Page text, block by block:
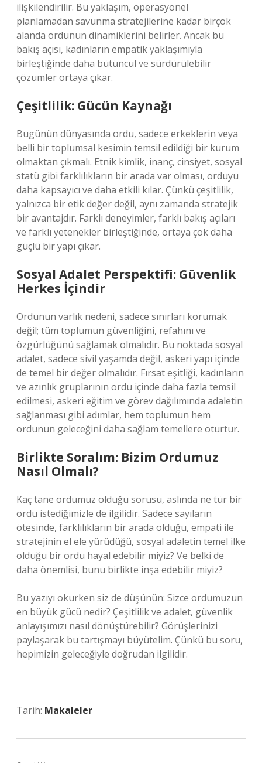
ilişkilendirilir. Bu yaklaşım, operasyonel
planlamadan savunma stratejilerine kadar birçok
alanda ordunun dinamiklerini belirler. Ancak bu
bakış açısı, kadınların empatik yaklaşımıyla
birleştiğinde daha bütüncül ve sürdürülebilir
çözümler ortaya çıkar.
Çeşitlilik: Gücün Kaynağı
Bugünün dünyasında ordu, sadece erkeklerin veya
belli bir toplumsal kesimin temsil edildiği bir kurum
olmaktan çıkmalı. Etnik kimlik, inanç, cinsiyet, sosyal
statü gibi farklılıkların bir arada var olması, orduyu
daha kapsayıcı ve daha etkili kılar. Çünkü çeşitlilik,
yalnızca bir etik değer değil, aynı zamanda stratejik
bir avantajdır. Farklı deneyimler, farklı bakış açıları
ve farklı yetenekler birleştiğinde, ortaya çok daha
güçlü bir yapı çıkar.
Sosyal Adalet Perspektifi: Güvenlik
Herkes İçindir
Ordunun varlık nedeni, sadece sınırları korumak
değil; tüm toplumun güvenliğini, refahını ve
özgürlüğünü sağlamak olmalıdır. Bu noktada sosyal
adalet, sadece sivil yaşamda değil, askeri yapı içinde
de temel bir değer olmalıdır. Fırsat eşitliği, kadınların
ve azınlık gruplarının ordu içinde daha fazla temsil
edilmesi, askeri eğitim ve görev dağılımında adaletin
sağlanması gibi adımlar, hem toplumun hem
ordunun geleceğini daha sağlam temellere oturtur.
Birlikte Soralım: Bizim Ordumuz
Nasıl Olmalı?
Kaç tane ordumuz olduğu sorusu, aslında ne tür bir
ordu istediğimizle de ilgilidir. Sadece sayıların
ötesinde, farklılıkların bir arada olduğu, empati ile
stratejinin el ele yürüdüğü, sosyal adaletin temel ilke
olduğu bir ordu hayal edebilir miyiz? Ve belki de
daha önemlisi, bunu birlikte inşa edebilir miyiz?
Bu yazıyı okurken siz de düşünün: Sizce ordumuzun
en büyük gücü nedir? Çeşitlilik ve adalet, güvenlik
anlayışımızı nasıl dönüştürebilir? Görüşlerinizi
paylaşarak bu tartışmayı büyütelim. Çünkü bu soru,
hepimizin geleceğiyle doğrudan ilgilidir.
Tarih: Makaleler